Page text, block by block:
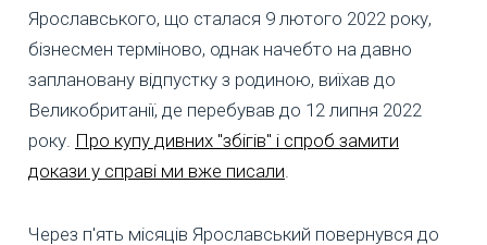
Ярославського, що сталася 9 лютого 2022 року,
бізнесмен терміново, однак начебто на давно
заплановану відпустку з родиною, виїхав до
Великобританії, де перебував до 12 липня 2022
року. Про купу дивних "збігів" і спроб замити
докази у справі ми вже писали
Через п'ять місяців Ярославський повернувся до